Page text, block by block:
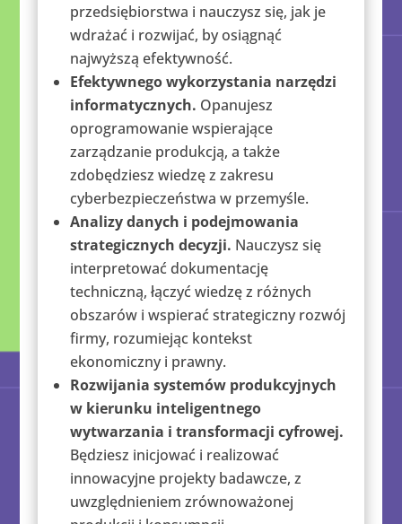
przedsiębiorstwa i nauczysz się, jak je
wdrażać i rozwijać, by osiągnąć
najwyższą efektywność.
Efektywnego wykorzystania narzędzi
informatycznych. Opanujesz
oprogramowanie wspierające
zarządzanie produkcją, a także
zdobędziesz wiedzę z zakresu
cyberbezpieczeństwa w przemyśle.
Analizy danych i podejmowania
strategicznych decyzji. Nauczysz się
interpretować dokumentację
techniczną, łączyć wiedzę z różnych
obszarów i wspierać strategiczny rozwój
firmy, rozumiejąc kontekst
ekonomiczny i prawny.
Rozwijania systemów produkcyjnych
w kierunku inteligentnego
wytwarzania i transformacji cyfrowej.
Będziesz inicjować i realizować
innowacyjne projekty badawcze, z
uwzględnieniem zrównoważonej